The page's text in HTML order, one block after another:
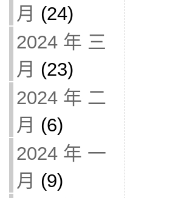
月 (24)
2024 年 三
月 (23)
2024 年 二
月 (6)
2024 年 一
月 (9)